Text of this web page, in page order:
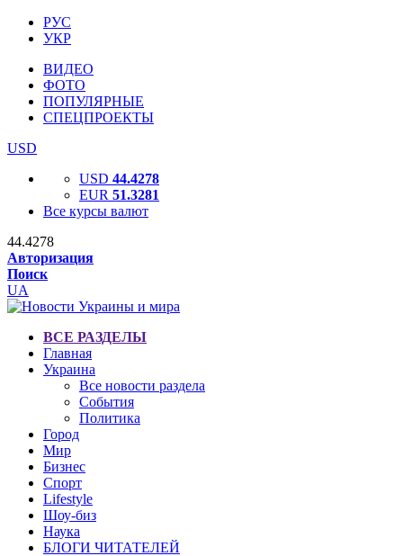
РУС
УКР
ВИДЕО
ФОТО
ПОПУЛЯРНЫЕ
СПЕЦПРОЕКТЫ
USD
USD 44.4278
EUR 51.3281
Все курсы валют
44.4278
Авторизация
Поиск
UA
ВСЕ РАЗДЕЛЫ
Главная
Украина
Все новости раздела
События
Политика
Город
Мир
Бизнес
Спорт
Lifestyle
Шоу-биз
Наука
БЛОГИ ЧИТАТЕЛЕЙ